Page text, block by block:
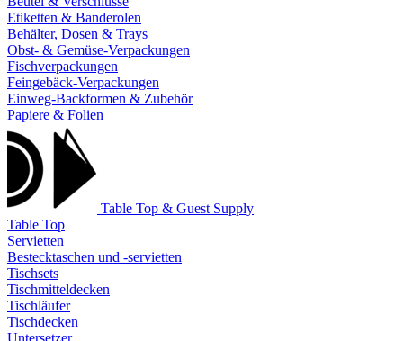
Etiketten & Banderolen
Behälter, Dosen & Trays
Obst- & Gemüse-Verpackungen
Fischverpackungen
Feingebäck-Verpackungen
Einweg-Backformen & Zubehör
Papiere & Folien
Table Top & Guest Supply
Table Top
Servietten
Bestecktaschen und -servietten
Tischsets
Tischmitteldecken
Tischläufer
Tischdecken